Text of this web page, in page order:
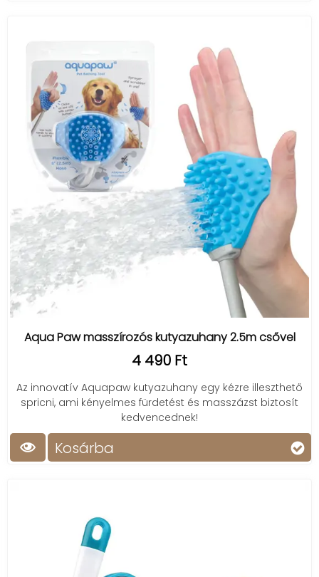
Aqua Paw masszírozós kutyazuhany 2.5m csővel
4 490 Ft
Az innovatív Aquapaw kutyazuhany egy kézre illeszthető
spricni, ami kényelmes fürdetést és masszázst biztosít
kedvencednek!
Kosárba